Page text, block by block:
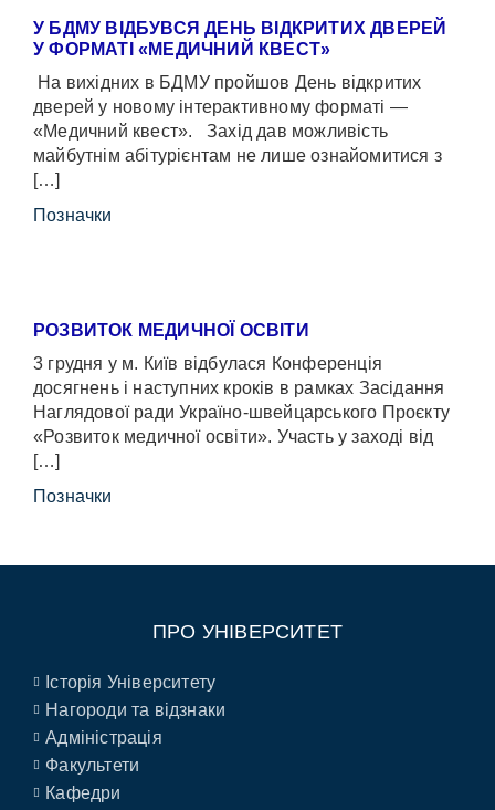
У БДМУ ВІДБУВСЯ ДЕНЬ ВІДКРИТИХ ДВЕРЕЙ
У ФОРМАТІ «МЕДИЧНИЙ КВЕСТ»
На вихідних в БДМУ пройшов День відкритих
дверей у новому інтерактивному форматі —
«Медичний квест». Захід дав можливість
майбутнім абітурієнтам не лише ознайомитися з
[…]
Позначки
РОЗВИТОК МЕДИЧНОЇ ОСВІТИ
3 грудня у м. Київ відбулася Конференція
досягнень і наступних кроків в рамках Засідання
Наглядової ради Україно-швейцарського Проєкту
«Розвиток медичної освіти». Участь у заході від
[…]
Позначки
ПРО УНІВЕРСИТЕТ
Історія Університету
Нагороди та відзнаки
Адміністрація
Факультети
Кафедри